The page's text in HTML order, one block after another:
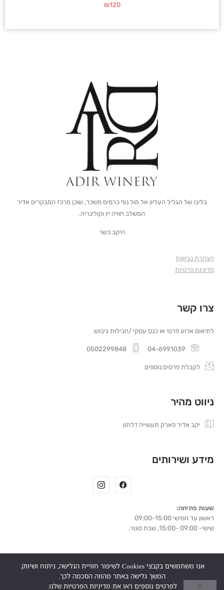
₪120
בליבו של הגליל העליון אל מול נוף כרמים משכר, שוכן מרכז המבקרים אדיר
המשלב חוויה יין וקולינריה.
היקב כשר
הצהרת נגישות
מדיניות פרטיות
צרו קשר
לתיאום ארוע פרטי או כנס עסקי /חבילות גיבוש:
04-6991039
0502299848
לקבלת פרטים נוספים
ניווט מהיר
יקב אדיר פארק תעשייה דלתון
מידע ושירותים
שעות פתיחה:
ראשון עד חמישי 09:00-15:00
שישי- 09:00 -15:00, שבת סגור.
אזהרה : צריכה מופרזת של אלכוהול מסכנת ומזיקה לבריאות.
אנו משתמשים בקבצי Cookies לשיפור חוויית הגלישה, ניתוח ושיווק.
המשך גלישה באתר מהווה הסכמה לכך.
לפרטים נוספים ראו את מדיניות הפרטיות שלנו.